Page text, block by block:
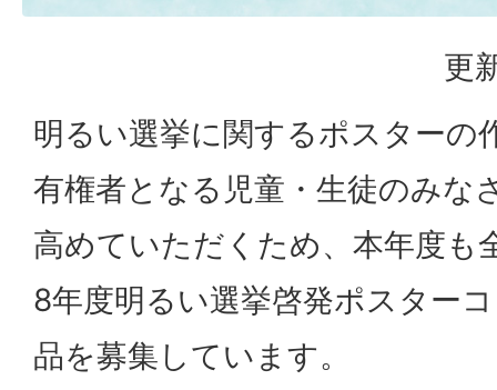
更
明るい選挙に関するポスターの
有権者となる児童・生徒のみな
高めていただくため、本年度も
8年度明るい選挙啓発ポスター
品を募集しています。